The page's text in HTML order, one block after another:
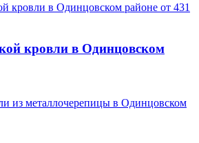
от 431
кровли в Одинцовском